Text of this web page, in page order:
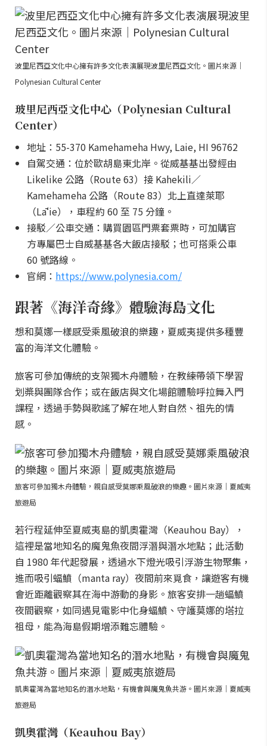
波里尼西亞文化中心擁有許多文化表演展現波里尼西亞文化。圖片來源｜
Polynesian Cultural Center
玻里尼西亞文化中心（Polynesian Cultural
Center）
地址：55-370 Kamehameha Hwy, Laie, HI 96762
自駕交通：位於歐胡島東北岸。從威基基出發經由
Likelike 公路（Route 63）接 Kahekili／
Kamehameha 公路（Route 83）北上直達萊耶
（Lāʻie），車程約 60 至 75 分鐘。
接駁／公車交通：購買園區門票套票時，可加購官
方專屬巴士自威基基各大飯店接駁；也可搭乘公車
60 號路線。
官網： https://www.polynesia.com/
跟著《海洋奇緣》體驗海島文化
想和莫娜一樣感受乘風破浪的樂趣，夏威夷提供多種豐
富的海洋文化體驗。
旅客可參加傳統的支架獨木舟體驗，在教練帶領下學習
划槳與團隊合作；或在飯店與文化場館體驗呼拉舞入門
課程，透過手勢與歌謠了解在地人對自然、祖先的情
感。
旅客可參加獨木舟體驗，親自感受莫娜乘風破浪的樂趣。圖片來源｜夏威夷
旅遊局
若行程延伸至夏威夷島的凱奧霍灣（Keauhou Bay），
這裡是當地知名的魔鬼魚夜間浮潛與潛水地點；此活動
自 1980 年代起發展，透過水下燈光吸引浮游生物聚集，
進而吸引蝠鱝（manta ray）夜間前來覓食，讓遊客有機
會近距離觀察其在海中游動的身影。旅客安排一趟蝠鱝
夜間觀察，如同遇見電影中化身蝠鱝、守護莫娜的塔拉
祖母，能為海島假期增添難忘體驗。
凱奧霍灣為當地知名的潛水地點，有機會與魔鬼魚共游。圖片來源｜夏威夷
旅遊局
凱奧霍灣（Keauhou Bay）